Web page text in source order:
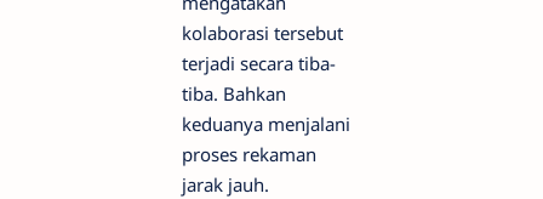
kolaborasi tersebut
terjadi secara tiba-
tiba. Bahkan
keduanya menjalani
proses rekaman
jarak jauh.